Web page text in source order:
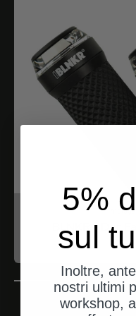
BLNKR - Der
5%
sul
Inoltre,
nostri ultimi
workshop,